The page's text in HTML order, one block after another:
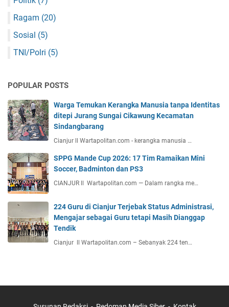
Ragam (20)
Sosial (5)
TNI/Polri (5)
POPULAR POSTS
Warga Temukan Kerangka Manusia tanpa Identitas
ditepi Jurang Sungai Cikawung Kecamatan
Sindangbarang
Cianjur ll Wartapolitan.com - kerangka manusia …
SPPG Mande Cup 2026: 17 Tim Ramaikan Mini
Soccer, Badminton dan PS3
CIANJUR ll Wartapolitan.com — Dalam rangka me…
224 Guru di Cianjur Terjebak Status Administrasi,
Mengajar sebagai Guru tetapi Masih Dianggap
Tendik
Cianjur ll Wartapolitan.com – Sebanyak 224 ten…